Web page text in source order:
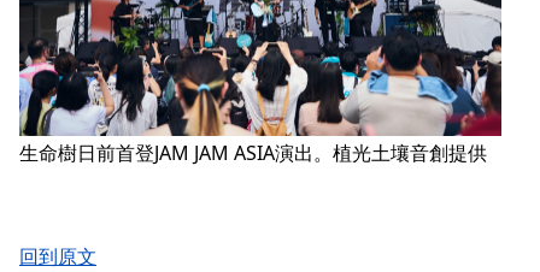
生命樹日前首登JAM JAM ASIA演出。植光土壤音創提供
回到原文